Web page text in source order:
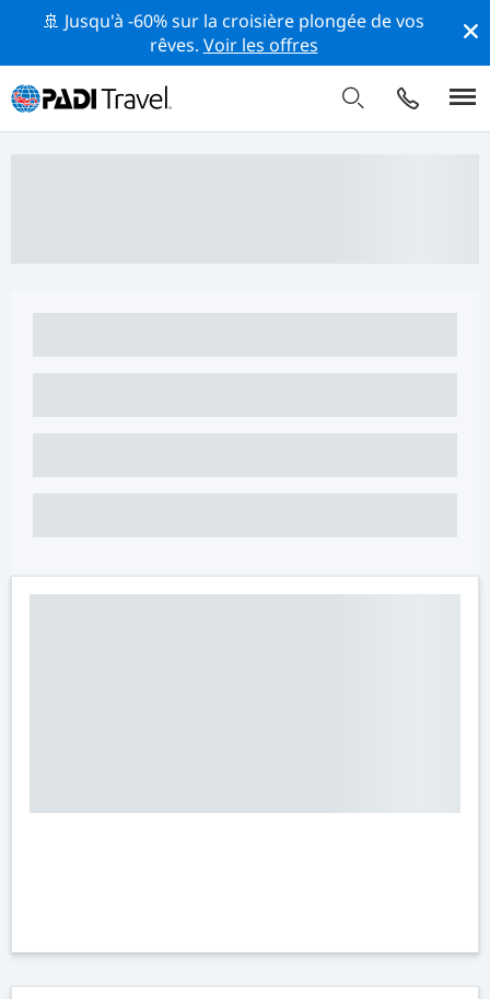
🚢 Jusqu'à -60% sur la croisière plongée de vos
rêves. Voir les offres